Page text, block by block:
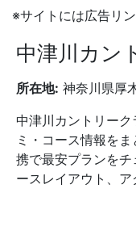
※サイトには広告リ
中津川カン
所在地: 神奈川県厚
中津川カントリー
ミ・コース情報を
携で最安プランを
ースレイアウト、ア